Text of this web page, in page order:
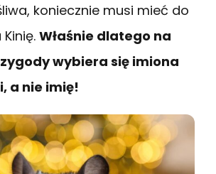
koniecznie musi mieć do
Właśnie dlatego na
wybiera się imiona
a nie imię!